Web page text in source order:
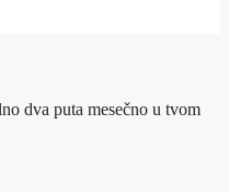
dva puta mesečno u tvom